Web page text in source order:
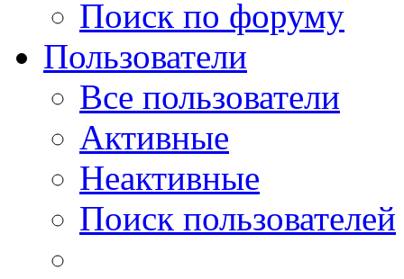
Поиск по форуму
Пользователи
Все пользователи
Активные
Неактивные
Поиск пользователей